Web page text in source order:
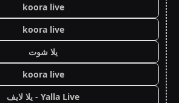
koora live
koora live
يلا شوت
koora live
Yalla Live - يلا لايف